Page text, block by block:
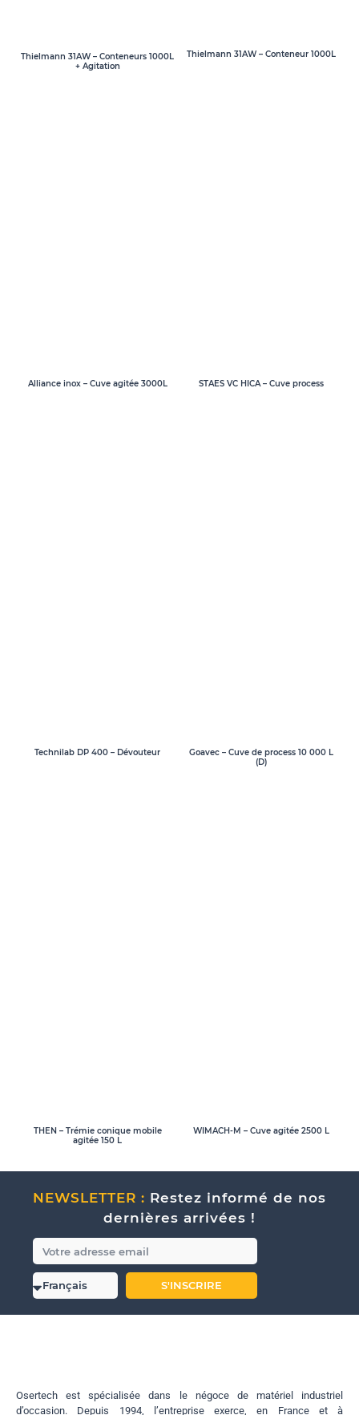
Thielmann 31AW – Conteneurs 1000L
+ Agitation
Thielmann 31AW – Conteneur 1000L
Alliance inox – Cuve agitée 3000L STAES VC HICA – Cuve process
Technilab DP 400 – Dévouteur
Goavec – Cuve de process 10 000 L
(D)
THEN – Trémie conique mobile
agitée 150 L
WIMACH-M – Cuve agitée 2500 L
NEWSLETTER : Restez informé de nos
dernières arrivées !
S'INSCRIRE
Osertech est spécialisée dans le négoce de matériel industriel
d’occasion. Depuis 1994, l’entreprise exerce, en France et à